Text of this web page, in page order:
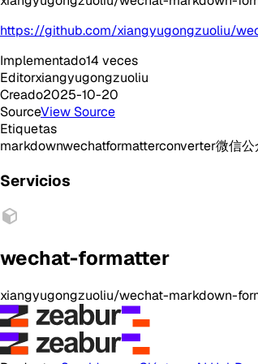
https://github.com/xiangyugongzuoliu/
Implementado14 veces
Editorxiangyugongzuoliu
Creado2025-10-20
SourceView Source
Etiquetas
markdownwechatformatterconverter微信公
Servicios
wechat-formatter
xiangyugongzuoliu/wechat-markdown-